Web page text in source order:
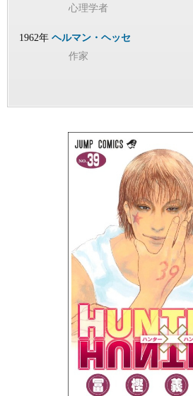
心理学者
1962年 ヘルマン・ヘッセ
作家